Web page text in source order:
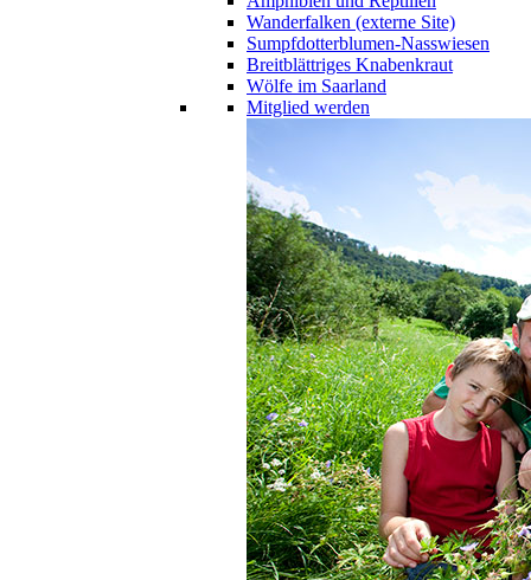
Wanderfalken (externe Site)
Sumpfdotterblumen-Nasswiesen
Breitblättriges Knabenkraut
Wölfe im Saarland
Mitglied werden